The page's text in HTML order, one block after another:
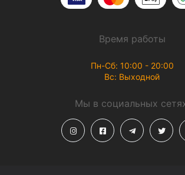
Время работы
Пн-Сб: 10:00 - 20:00
Вс: Выходной
Мы в социальных